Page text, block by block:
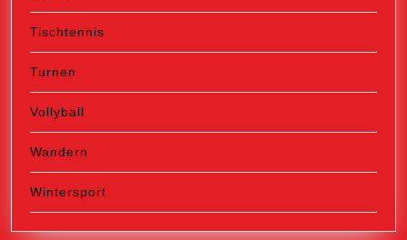
Tischtennis
Turnen
Vollyball
Wandern
Wintersport